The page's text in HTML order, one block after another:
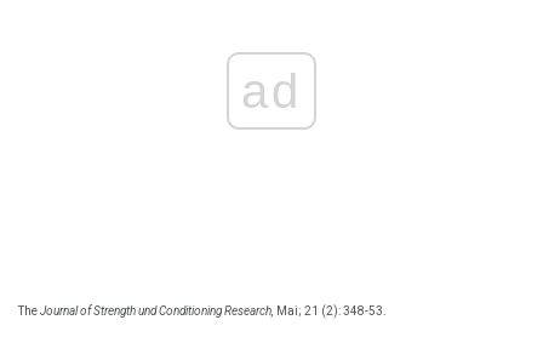
ad
TheJournal of Strength und Conditioning Research, Mai; 21 (2): 348-53.